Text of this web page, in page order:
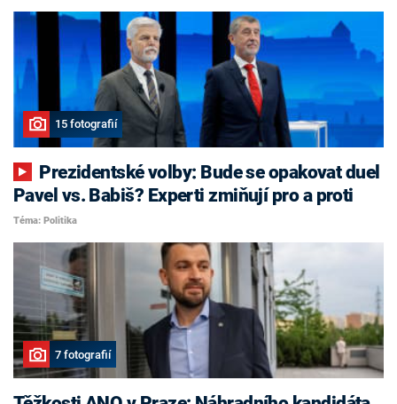
15 fotografií
Pavel vs. Babiš? Experti zmiňují pro a proti
Téma: Politika
7 fotografií